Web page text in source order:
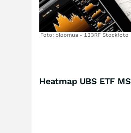
Foto: bloomua - 123RF Stockfoto
Heatmap UBS ETF